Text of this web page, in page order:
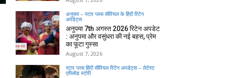
अनुपमा – स्टार प्लस सीरियल के हिंदी रिटेन
अपडेट्स
अनुपमा 7th अगस्त 2026 रिटेन अपडेट
: अनुपमा और वसुंधरा की नई बहस, प्रेम
का फूटा गुस्सा
August 7, 2026
स्टार प्लस हिंदी सीरियल रिटेन अपडेट्स – लेटेस्ट
एपिसोड स्टोरी